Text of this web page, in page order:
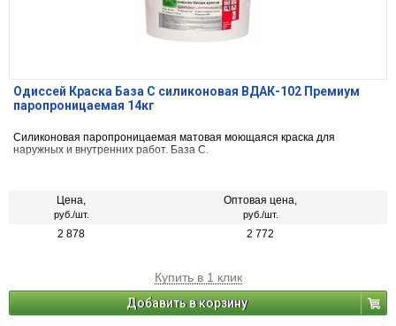
Одиссей Краска База С силиконовая ВДАК-102 Премиум
паропроницаемая 14кг
Силиконовая паропроницаемая матовая моющаяся краска для
наружных и внутренних работ. База С.
Цена,
руб./шт.
Оптовая цена,
руб./шт.
2 878 2 772
Купить в 1 клик
Добавить в корзину